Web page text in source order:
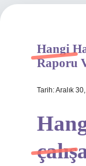
Hakkımızda
Hangi
Raporu
Tarih: Aralık